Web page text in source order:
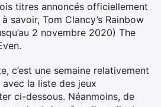
titres annoncés officiellement
savoir, Tom Clancy’s Rainbow
2 novembre 2020) The
c’est une semaine relativement
avec la liste des jeux
ci-dessous. Néanmoins, de